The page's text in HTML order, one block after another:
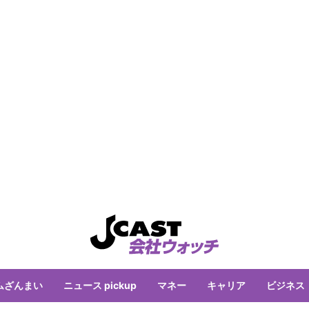
ざんまい ニュース pickup マネー キャリア ビジネス